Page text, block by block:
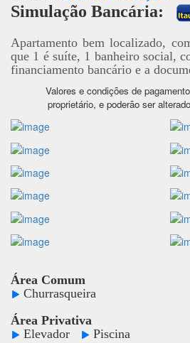
Simulação Bancária:
Apartamento bem localizado,
que 1 é suíte, 1 banheiro social,
financiamento bancário e a
Valores e condições de
proprietário, e poderão ser
Área Comum
Churrasqueira
Área Privativa
Elevador
Piscina